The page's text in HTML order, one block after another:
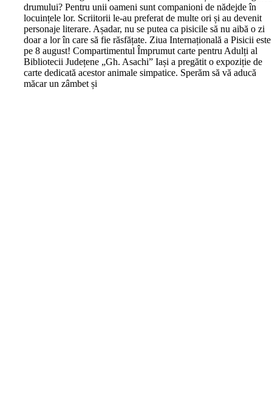
drumului? Pentru unii oameni sunt companioni de nădejde în
locuințele lor. Scriitorii le-au preferat de multe ori și au devenit
personaje literare. Așadar, nu se putea ca pisicile să nu aibă o zi
doar a lor în care să fie răsfățate. Ziua Internațională a Pisicii este
pe 8 august! Compartimentul Împrumut carte pentru Adulți al
Bibliotecii Județene „Gh. Asachi” Iași a pregătit o expoziție de
carte dedicată acestor animale simpatice. Sperăm să vă aducă
măcar un zâmbet și